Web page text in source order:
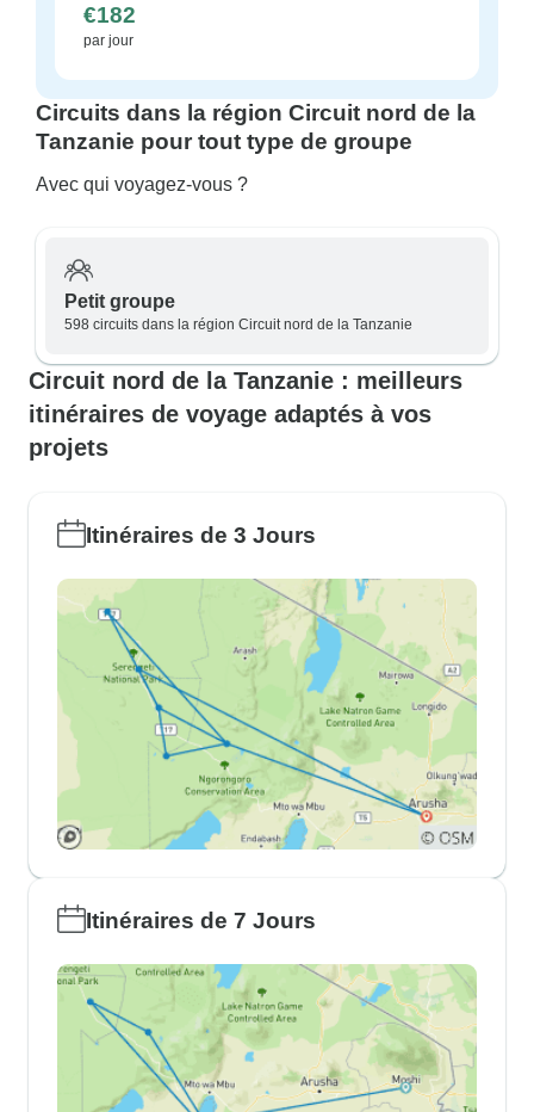
€182
par jour
Circuits dans la région Circuit nord de la
Tanzanie pour tout type de groupe
Avec qui voyagez-vous ?
Petit groupe
598 circuits dans la région Circuit nord de la Tanzanie
Circuit nord de la Tanzanie : meilleurs
itinéraires de voyage adaptés à vos
projets
Itinéraires de 3 Jours
Itinéraires de 7 Jours